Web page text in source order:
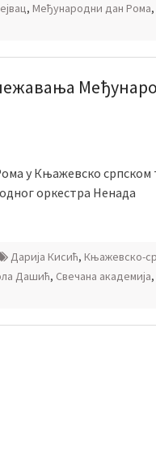
, Међународни дан Рома,
у Књажевско српском
оркестра Ненада
Дарија Кисић, Књажевско-
Дашић, Свечана академија,